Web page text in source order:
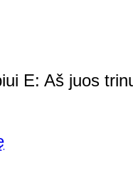
E: Aš juos